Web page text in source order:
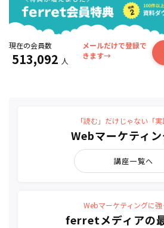
現在の会員数
513,092 人
メールだけで登録で
きます→
「読む」だけじゃない「実
Webマーケティ
講座一覧へ
Webマーケティングに強
ferretメディアの